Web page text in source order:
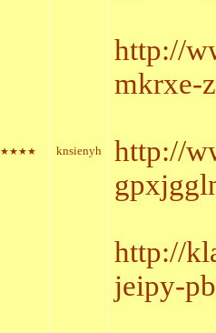
★★★★ knsienyh
http://
mkrxe-
http://
http://
jeipy-